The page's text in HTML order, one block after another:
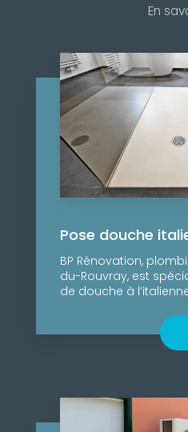
En
Pose douche
BP Rénovation,
du-Rouvray, est
de douche à